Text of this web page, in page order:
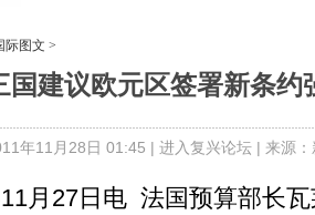
际图文 >
国建议欧元区签署新条约
年11月28日 01:45 | 进入复兴论坛| 来源
27日电 法国预算部长瓦